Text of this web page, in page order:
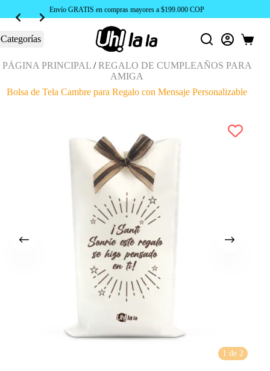
Envío GRATIS en compras mayores a $199.000 COP
Categorías
Carro
compra
PÁGINA PRINCIPAL/REGALO DE CUMPLEAÑOS PARA
AMIGA
Bolsa de Tela Cambre para Regalo con Mensaje Personalizable
1 de 2